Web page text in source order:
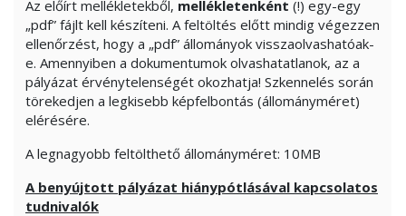
Az előírt mellékletekből, mellékletenként (!) egy-egy
„pdf” fájlt kell készíteni. A feltöltés előtt mindig végezzen
ellenőrzést, hogy a „pdf” állományok visszaolvashatóak-
e. Amennyiben a dokumentumok olvashatatlanok, az a
pályázat érvénytelenségét okozhatja! Szkennelés során
törekedjen a legkisebb képfelbontás (állományméret)
elérésére.
A legnagyobb feltölthető állományméret: 10MB
A benyújtott pályázat hiánypótlásával kapcsolatos
tudnivalók